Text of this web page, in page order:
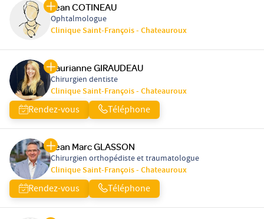
Jean COTINEAU
Ophtalmologue
Clinique Saint-François - Chateauroux
Laurianne GIRAUDEAU
Chirurgien dentiste
Clinique Saint-François - Chateauroux
Rendez-vous Téléphone
Jean Marc GLASSON
Chirurgien orthopédiste et traumatologue
Clinique Saint-François - Chateauroux
Rendez-vous Téléphone